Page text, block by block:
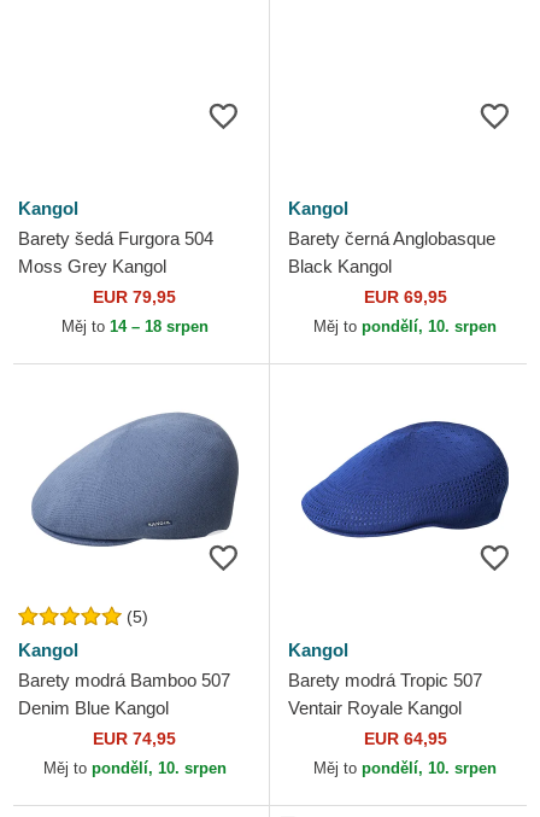
Kangol
Barety šedá Furgora 504
Moss Grey Kangol
EUR 79,95
Měj to 14 – 18 srpen
Kangol
Barety černá Anglobasque
Black Kangol
EUR 69,95
Měj to pondělí, 10. srpen
(5)
Kangol
Barety modrá Bamboo 507
Denim Blue Kangol
EUR 74,95
Měj to pondělí, 10. srpen
Kangol
Barety modrá Tropic 507
Ventair Royale Kangol
EUR 64,95
Měj to pondělí, 10. srpen